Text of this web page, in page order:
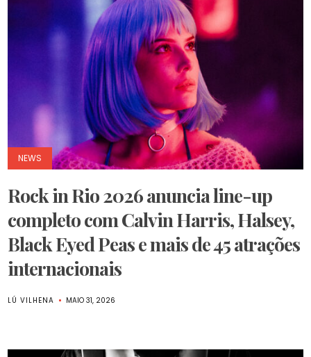
NEWS
Rock in Rio 2026 anuncia line-up
completo com Calvin Harris, Halsey,
Black Eyed Peas e mais de 45 atrações
internacionais
LÚ VILHENA MAIO 31, 2026